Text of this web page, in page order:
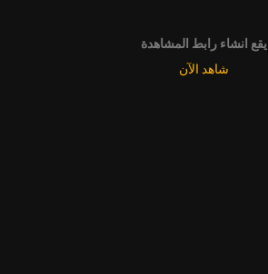
يقع انشاء رابط المشاهدة
شاهد الآن